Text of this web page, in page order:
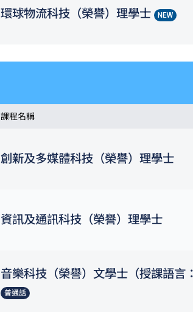
環球物流科技（榮譽）理學士 NEW
課程名稱
創新及多媒體科技（榮譽）理學士
資訊及通訊科技（榮譽）理學士
音樂科技（榮譽）文學士（授課語言
普通話